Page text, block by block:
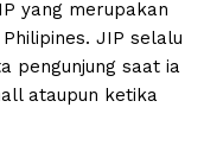
yang merupakan
JIP selalu
pengunjung saat ia
ataupun ketika